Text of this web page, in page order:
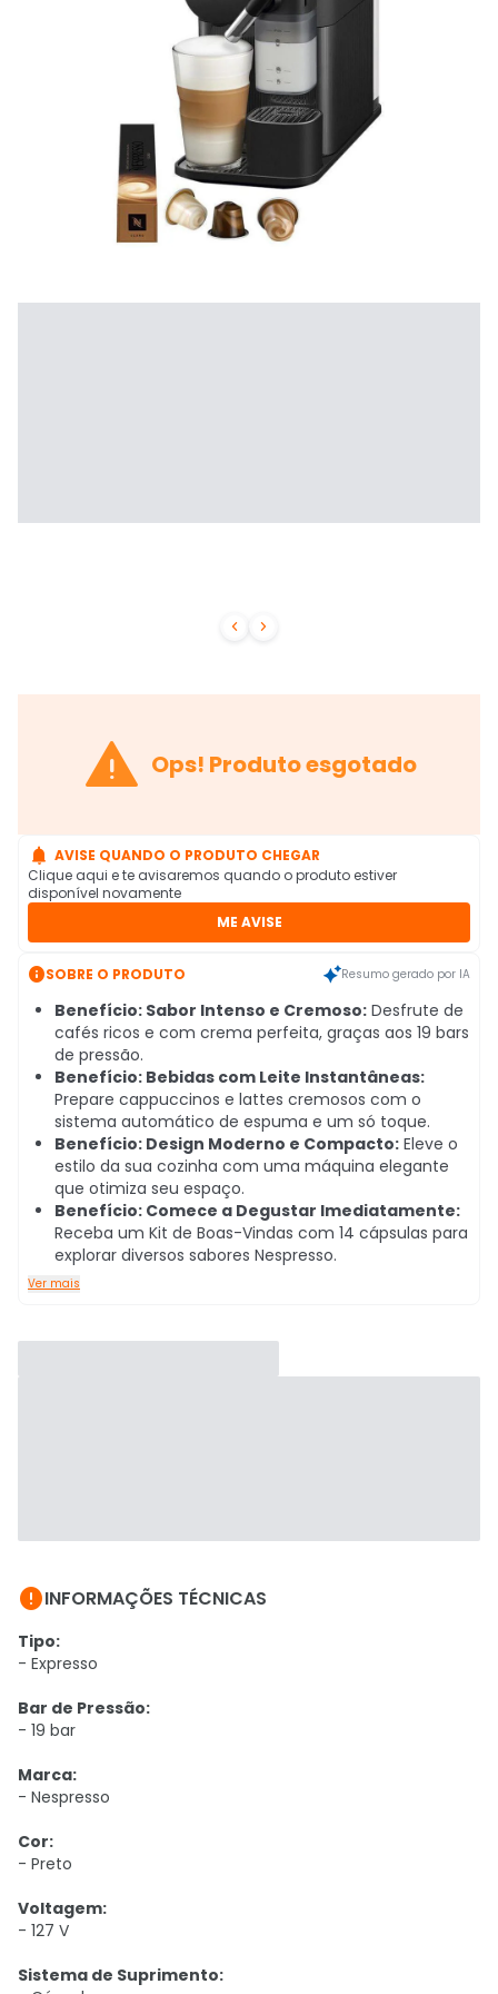
 
 Ops! Produto esgotado
 AVISE QUANDO O PRODUTO CHEGAR
Clique aqui e te avisaremos quando o produto estiver
disponível novamente
ME AVISE
SOBRE O PRODUTO Resumo gerado por IA
Benefício: Sabor Intenso e Cremoso: Desfrute de
cafés ricos e com crema perfeita, graças aos 19 bars
de pressão.
Benefício: Bebidas com Leite Instantâneas:
Prepare cappuccinos e lattes cremosos com o
sistema automático de espuma e um só toque.
Benefício: Design Moderno e Compacto: Eleve o
estilo da sua cozinha com uma máquina elegante
que otimiza seu espaço.
Benefício: Comece a Degustar Imediatamente:
Receba um Kit de Boas-Vindas com 14 cápsulas para
explorar diversos sabores Nespresso.
Ver mais
INFORMAÇÕES TÉCNICAS
Tipo:
- Expresso
Bar de Pressão:
- 19 bar
Marca:
- Nespresso
Cor:
- Preto
Voltagem:
- 127 V
Sistema de Suprimento: